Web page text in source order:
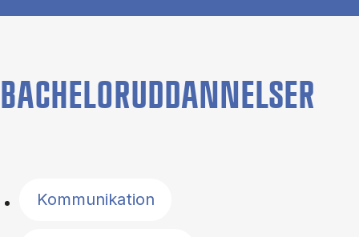
BACHELORUDDANNELSER
Kommunikation